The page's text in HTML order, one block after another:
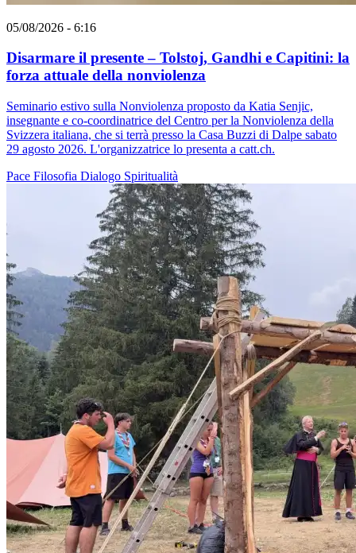
05/08/2026 - 6:16
Disarmare il presente – Tolstoj, Gandhi e Capitini: la
forza attuale della nonviolenza
Seminario estivo sulla Nonviolenza proposto da Katia Senjic,
insegnante e co-coordinatrice del Centro per la Nonviolenza della
Svizzera italiana, che si terrà presso la Casa Buzzi di Dalpe sabato
29 agosto 2026. L'organizzatrice lo presenta a catt.ch.
Pace Filosofia Dialogo Spiritualità